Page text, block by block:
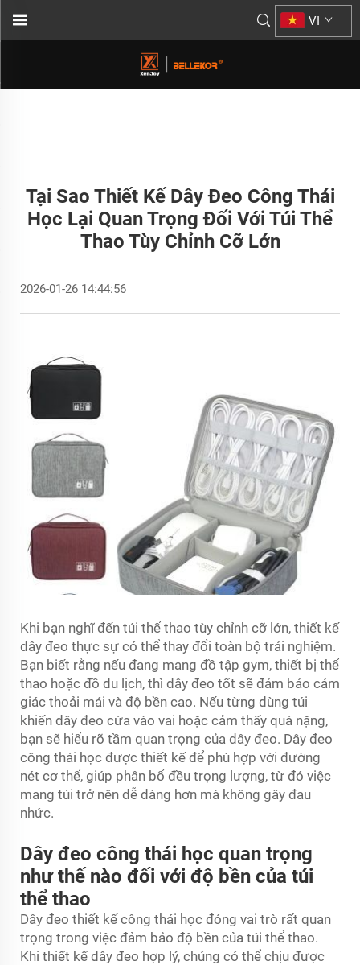
VI
Tại Sao Thiết Kế Dây Đeo Công Thái
Học Lại Quan Trọng Đối Với Túi Thể
Thao Tùy Chỉnh Cỡ Lớn
2026-01-26 14:44:56
Khi bạn nghĩ đến túi thể thao tùy chỉnh cỡ lớn, thiết kế
dây đeo thực sự có thể thay đổi toàn bộ trải nghiệm.
Bạn biết rằng nếu đang mang đồ tập gym, thiết bị thể
thao hoặc đồ du lịch, thì dây đeo tốt sẽ đảm bảo cảm
giác thoải mái và độ bền cao. Nếu từng dùng túi
khiến dây đeo cứa vào vai hoặc cảm thấy quá nặng,
bạn sẽ hiểu rõ tầm quan trọng của dây đeo. Dây đeo
công thái học được thiết kế để phù hợp với đường
nét cơ thể, giúp phân bổ đều trọng lượng, từ đó việc
mang túi trở nên dễ dàng hơn mà không gây đau
nhức.
Dây đeo công thái học quan trọng
như thế nào đối với độ bền của túi
thể thao
Dây đeo thiết kế công thái học đóng vai trò rất quan
trọng trong việc đảm bảo độ bền của túi thể thao.
Khi thiết kế dây đeo hợp lý, chúng có thể chịu được